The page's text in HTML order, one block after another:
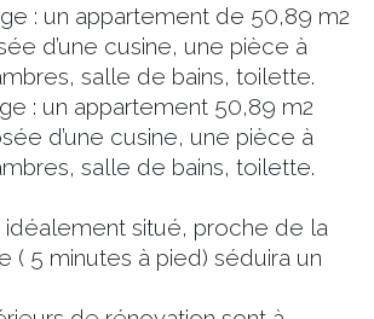
: un appartement de 50,89 m2
d’une cusine, une pièce à
salle de bains, toilette.
: un appartement 50,89 m2
d’une cusine, une pièce à
salle de bains, toilette.
situé, proche de la
( 5 minutes à pied) séduira un